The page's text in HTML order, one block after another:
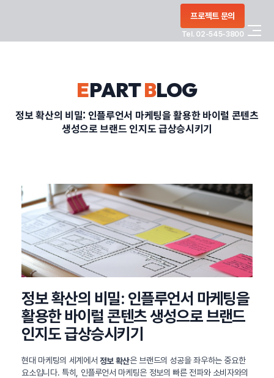
프로젝트 문의
Tel. 02-545-3800
PORTFOLIO
CONTACT
정부지원사업
EPARTBLOG
정보 확산의 비밀: 인플루언서 마케팅을 활용한 바이럴 콘텐츠
생성으로 브랜드 인지도 급상승시키기
정보 확산의 비밀: 인플루언서 마케팅을
활용한 바이럴 콘텐츠 생성으로 브랜드
인지도 급상승시키기
현대 마케팅의 세계에서 정보 확산은 브랜드의 성공을 좌우하는 중요한
요소입니다. 특히, 인플루언서 마케팅은 정보의 빠른 전파와 소비자와의